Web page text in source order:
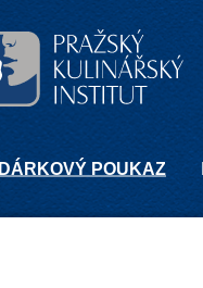
DÁRKOVÝ POUKAZ